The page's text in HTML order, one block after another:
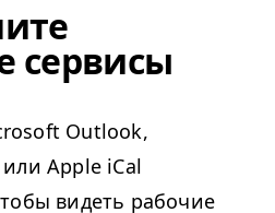
Outlook,
Apple iCal
видеть рабочие